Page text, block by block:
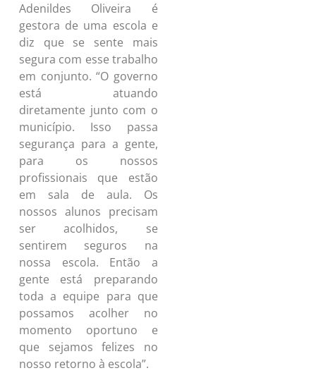
Adenildes Oliveira é
gestora de uma escola e
diz que se sente mais
segura com esse trabalho
em conjunto. “O governo
está atuando
diretamente junto com o
município. Isso passa
segurança para a gente,
para os nossos
profissionais que estão
em sala de aula. Os
nossos alunos precisam
ser acolhidos, se
sentirem seguros na
nossa escola. Então a
gente está preparando
toda a equipe para que
possamos acolher no
momento oportuno e
que sejamos felizes no
nosso retorno à escola”.